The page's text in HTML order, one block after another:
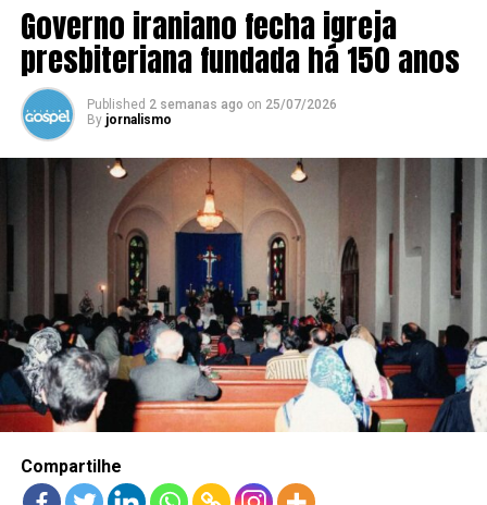
Governo iraniano fecha igreja
presbiteriana fundada há 150 anos
Published 2 semanas ago on 25/07/2026
By jornalismo
Compartilhe